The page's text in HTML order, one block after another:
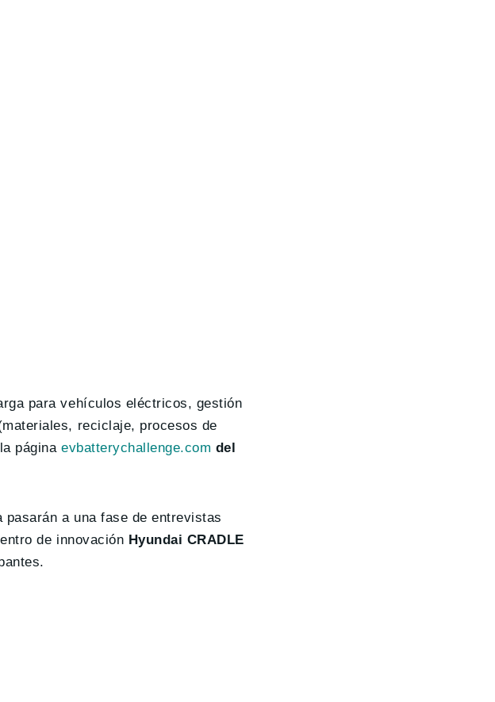
para vehículos eléctricos, gestión
reciclaje, procesos de
páginaevbatterychallenge.com del
a una fase de entrevistas
de innovación Hyundai CRADLE